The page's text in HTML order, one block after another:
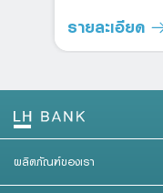
รายละเอียด
ผลิตภัณฑ์ของเรา